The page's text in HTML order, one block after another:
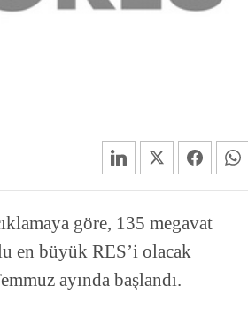
göre, 135 megavat
en büyük RES’i olacak
ayında başlandı.